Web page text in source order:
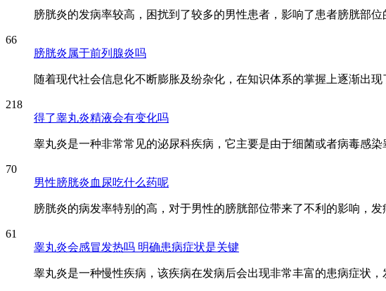
膀胱炎的发病率较高，困扰到了较多的男性患者，影响了患者膀胱部
66
膀胱炎属于前列腺炎吗
随着现代社会信息化不断膨胀及纷杂化，在知识体系的掌握上逐渐出
218
得了睾丸炎精液会有变化吗
睾丸炎是一种非常常见的泌尿科疾病，它主要是由于细菌或者病毒感
70
男性膀胱炎血尿吃什么药呢
膀胱炎的病发率特别的高，对于男性的膀胱部位带来了不利的影响，
61
睾丸炎会感冒发热吗 明确患病症状是关键
睾丸炎是一种慢性疾病，该疾病在发病后会出现非常丰富的患病症状